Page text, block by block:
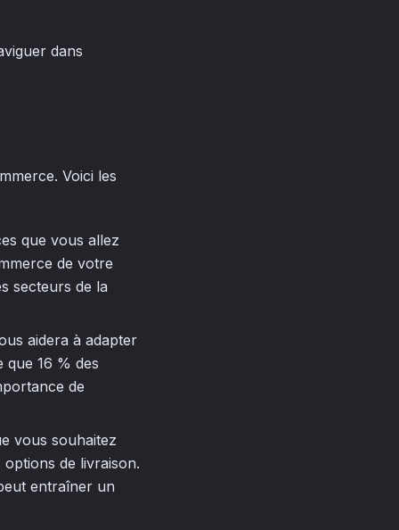
dans
Voici les
que vous allez
de votre
secteurs de la
aidera à adapter
16 % des
de
vous souhaitez
de livraison.
entraîner un